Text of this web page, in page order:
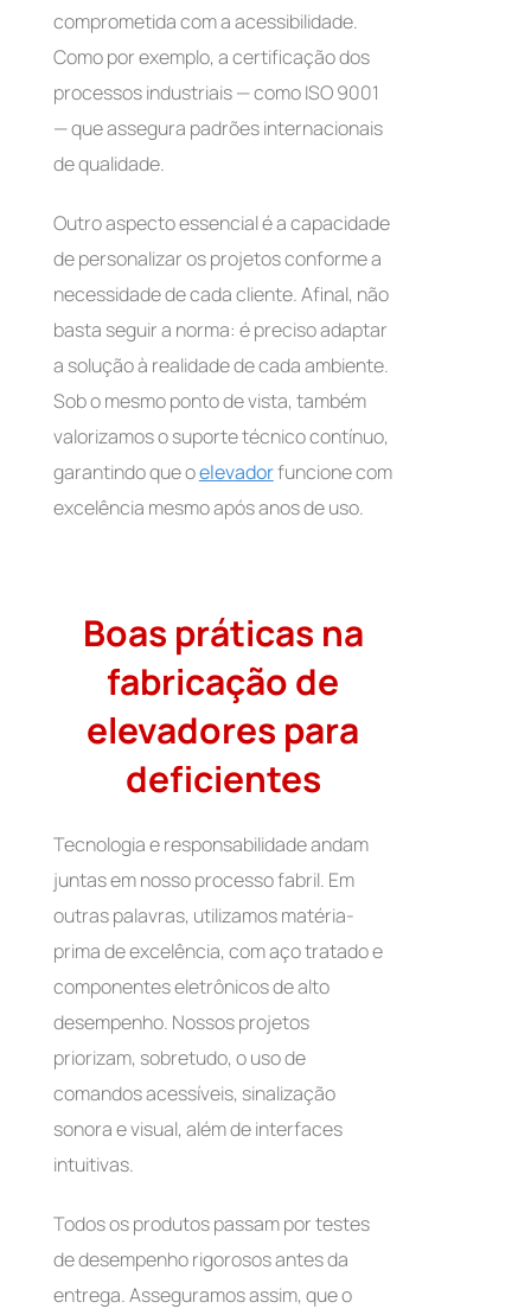
comprometida com a acessibilidade.
Como por exemplo, a certificação dos
processos industriais — como ISO 9001
— que assegura padrões internacionais
de qualidade.
Outro aspecto essencial é a capacidade
de personalizar os projetos conforme a
necessidade de cada cliente. Afinal, não
basta seguir a norma: é preciso adaptar
a solução à realidade de cada ambiente.
Sob o mesmo ponto de vista, também
valorizamos o suporte técnico contínuo,
garantindo que oelevadorfuncione com
excelência mesmo após anos de uso.
Boas práticas na
fabricação de
elevadores para
deficientes
Tecnologia e responsabilidade andam
juntas em nosso processo fabril. Em
outras palavras, utilizamos matéria-
prima de excelência, com aço tratado e
componentes eletrônicos de alto
desempenho. Nossos projetos
priorizam, sobretudo, o uso de
comandos acessíveis, sinalização
sonora e visual, além de interfaces
intuitivas.
Todos os produtos passam por testes
de desempenho rigorosos antes da
entrega. Asseguramos assim, que o